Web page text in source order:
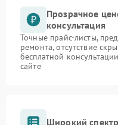
Прозрачное
консультация
Точные прайс-листы,
ремонта, отсутствие
бесплатной
сайте
Широкий